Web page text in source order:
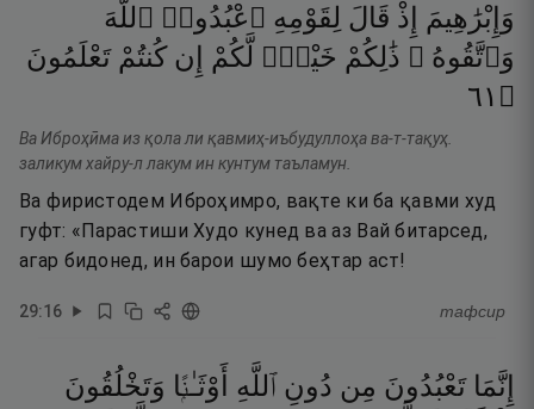
وَإِبْرَٰهِيمَ إِذْ قَالَ لِقَوْمِهِ ٱعْبُدُوا۟ ٱللَّهَ
وَٱتَّقُوهُ ۖ ذَٰلِكُمْ خَيْرٌۭ لَّكُمْ إِن كُنتُمْ تَعْلَمُونَ
۝ ١٦
Ва Иброҳӣма из қола ли қавмиҳ-иъбудуллоҳа ва-т-тақуҳ.
заликум хайру-л лакум ин кунтум таъламун.
Ва фиристодем Иброҳимро, вақте ки ба қавми худ
гуфт: «Парастиши Худо кунед ва аз Вай битарсед,
агар бидонед, ин барои шумо беҳтар аст!
29:16 тафсир
إِنَّمَا تَعْبُدُونَ مِن دُونِ ٱللَّهِ أَوْثَـٰنًۭا وَتَخْلُقُونَ